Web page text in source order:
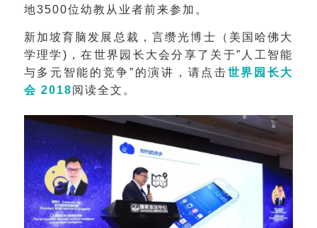
地3500位幼教从业者前来参加。
新加坡育脑发展总裁，言缵光博士（美国哈佛大
学理学)，在世界园长大会分享了关于”人工智能
与多元智能的竞争”的演讲，请点击世界园长大
会 2018阅读全文。